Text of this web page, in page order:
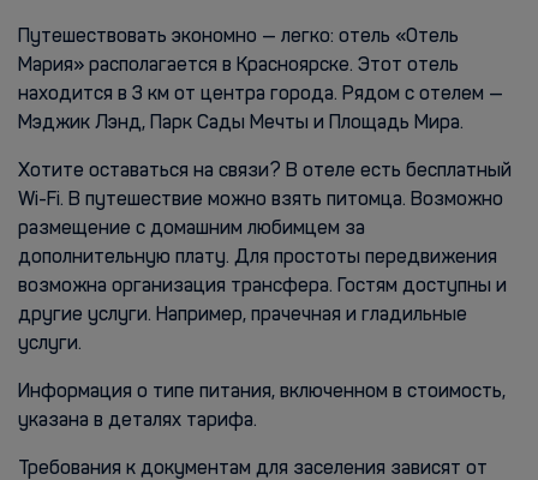
Путешествовать экономно — легко: отель «Отель
Мария» располагается в Красноярске. Этот отель
находится в 3 км от центра города. Рядом с отелем —
Мэджик Лэнд, Парк Сады Мечты и Площадь Мира.
Хотите оставаться на связи? В отеле есть бесплатный
Wi-Fi. В путешествие можно взять питомца. Возможно
размещение с домашним любимцем за
дополнительную плату. Для простоты передвижения
возможна организация трансфера. Гостям доступны и
другие услуги. Например, прачечная и гладильные
услуги.
Информация о типе питания, включенном в стоимость,
указана в деталях тарифа.
Требования к документам для заселения зависят от